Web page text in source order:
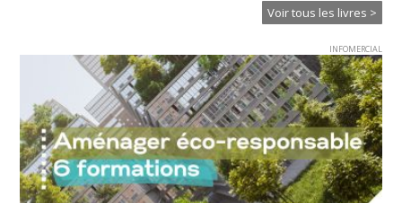
Voir tous les livres >
INFOMERCIAL